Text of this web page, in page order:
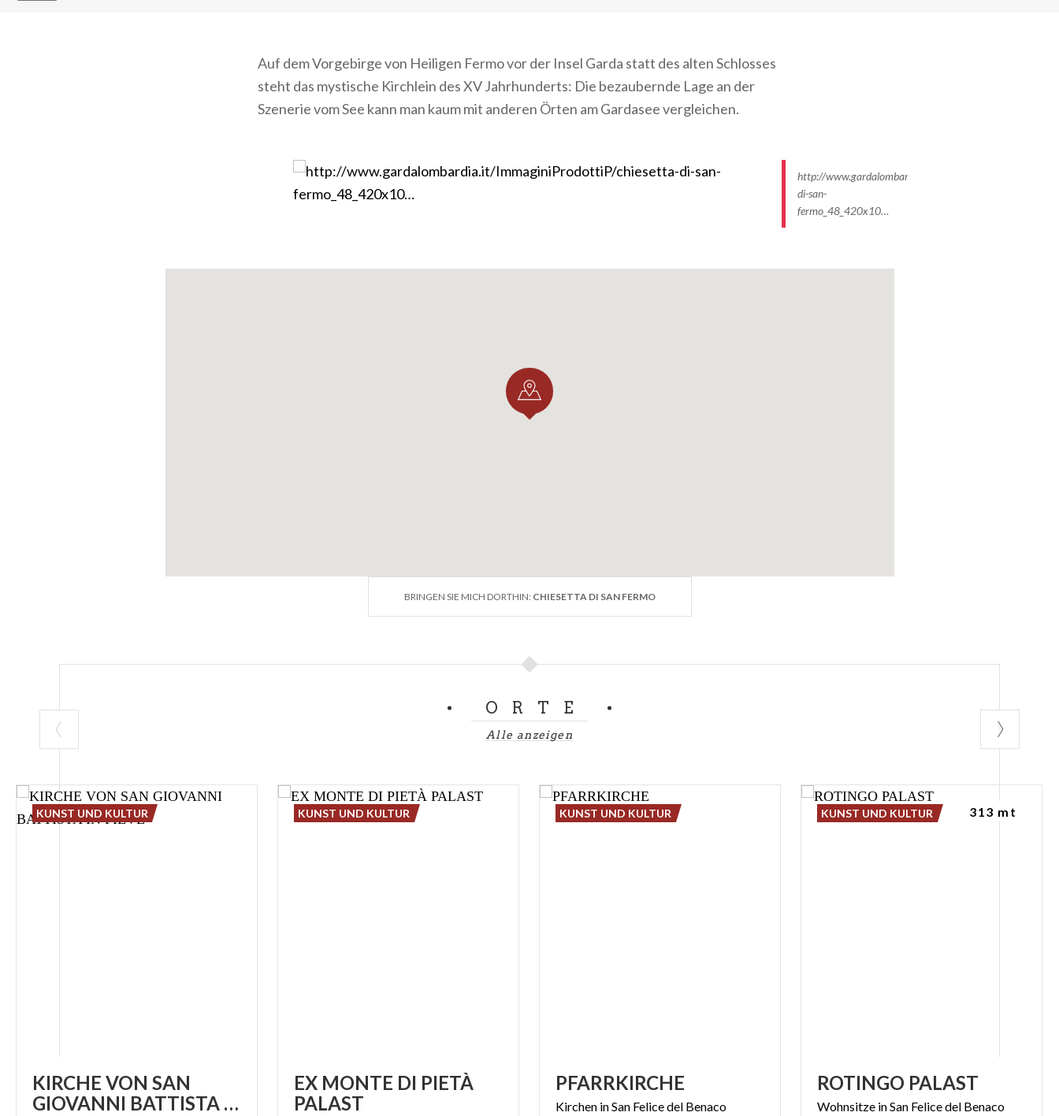
Auf dem Vorgebirge von Heiligen Fermo vor der Insel Garda statt des alten Schlosses
steht das mystische Kirchlein des XV Jahrhunderts: Die bezaubernde Lage an der
Szenerie vom See kann man kaum mit anderen Örten am Gardasee vergleichen.
http://www.gardalombardia.it/ImmaginiProdottiP/
di-san-
fermo_48_420x10…
BRINGEN SIE MICH DORTHIN: CHIESETTA DI SAN FERMO
ORTE
Alle anzeigen
KIRCHE VON SAN
GIOVANNI BATTISTA IN PIEVE
KUNST UND KULTUR
EX MONTE DI PIETÀ
PALAST
KUNST UND KULTUR
PFARRKIRCHE
Kirchen inSan Felicedel Benaco
KUNST UND KULTUR
ROTINGO PALAST
Wohnsitze inSan Felicedel Benaco
KUNST UND KULTUR 313 mt